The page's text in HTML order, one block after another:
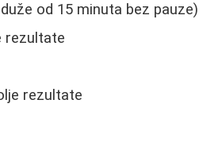
od 15 minuta bez pauze)
rezultate
rezultate